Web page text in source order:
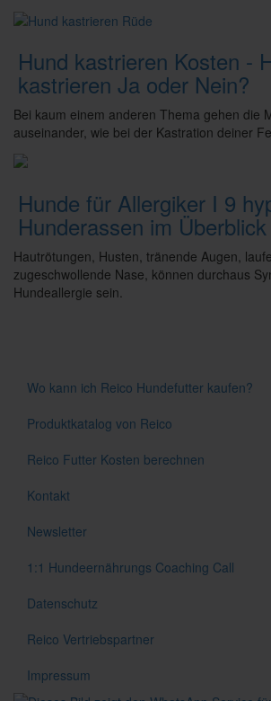
Hund kastrieren Kosten -
kastrieren Ja oder Nein?
Bei kaum einem anderen Thema gehen die
auseinander, wie bei der Kastration deiner
Hunde für Allergiker I 9
Hunderassen im Überblick
Hautrötungen, Husten, tränende Augen,
zugeschwollende Nase, können durchaus
Hundeallergie sein.
Wo kann ich Reico Hundefutter kaufen?
Produktkatalog von Reico
Reico Futter Kosten berechnen
Kontakt
Newsletter
1:1 Hundeernährungs Coaching Call
Datenschutz
Reico Vertriebspartner
Impressum